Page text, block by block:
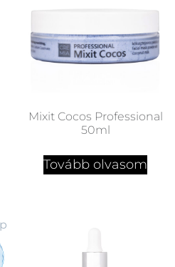
Mixit Cocos Professional
50ml
Tovább olvasom